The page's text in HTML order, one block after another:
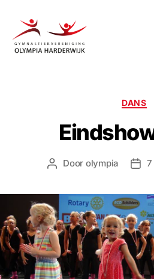
DANS
Berichtauteur
Door olympia 7